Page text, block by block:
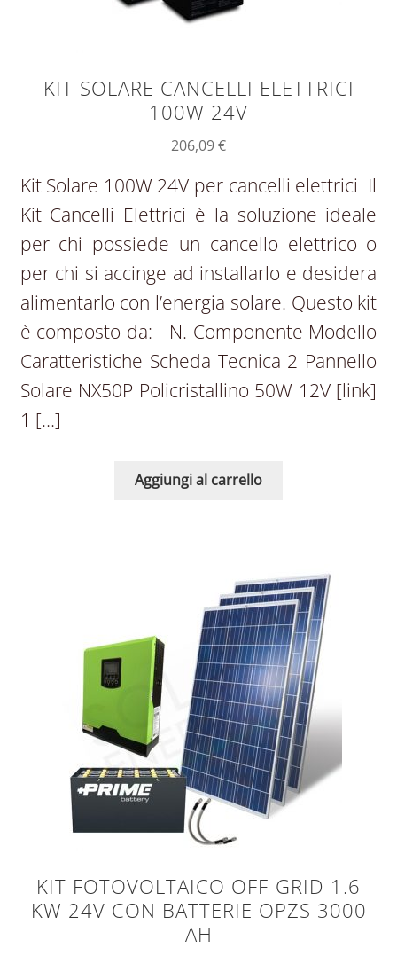
KIT SOLARE CANCELLI ELETTRICI
100W 24V
206,09€
Kit Solare 100W 24V per cancelli elettrici Il
Kit Cancelli Elettrici è la soluzione ideale
per chi possiede un cancello elettrico o
per chi si accinge ad installarlo e desidera
alimentarlo con l’energia solare. Questo kit
è composto da: N. Componente Modello
Caratteristiche Scheda Tecnica 2 Pannello
Solare NX50P Policristallino 50W 12V [link]
1 […]
Aggiungi al carrello
KIT FOTOVOLTAICO OFF-GRID 1.6
KW 24V CON BATTERIE OPZS 3000
AH